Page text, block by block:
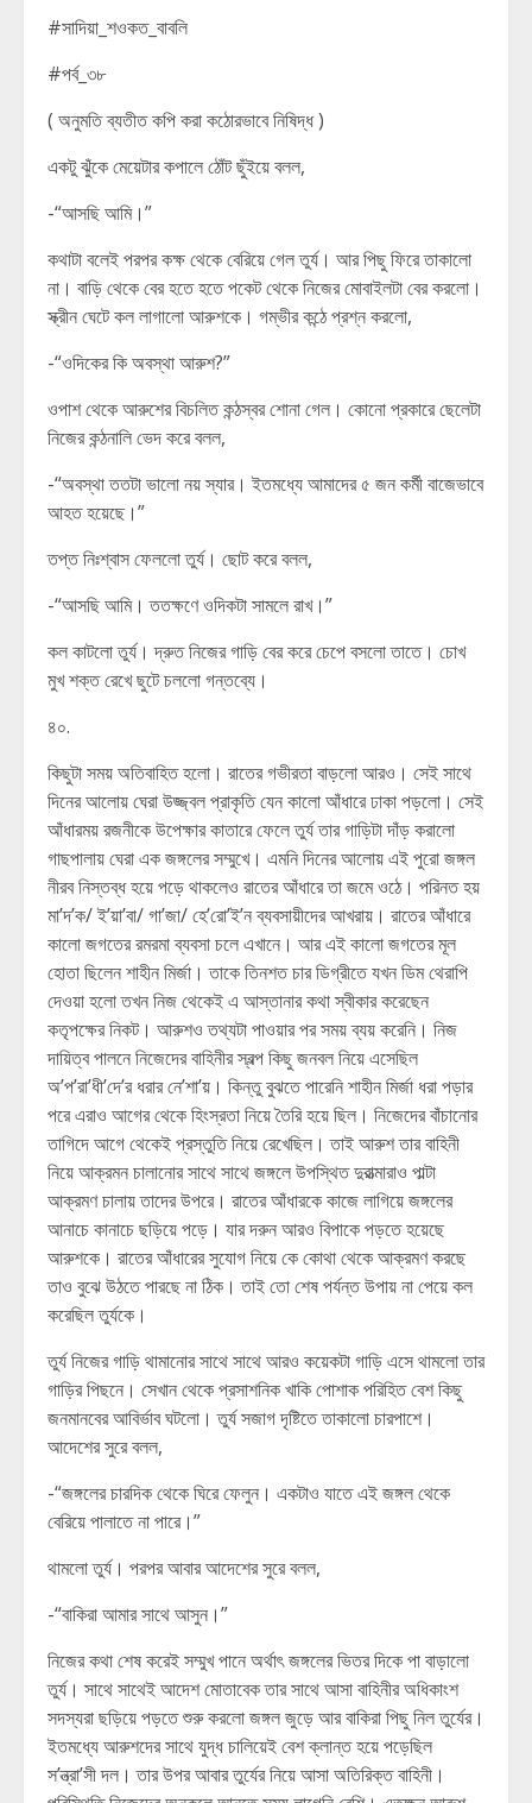
#সাদিয়া_শওকত_বাবলি
#পর্ব_৩৮
( অনুমতি ব্যতীত কপি করা কঠোরভাবে নিষিদ্ধ )
একটু ঝুঁকে মেয়েটার কপালে ঠোঁট ছুঁইয়ে বলল,
-“আসছি আমি।”
কথাটা বলেই পরপর কক্ষ থেকে বেরিয়ে গেল তুর্য। আর পিছু ফিরে তাকালো
না।‌ বাড়ি থেকে বের হতে হতে পকেট থেকে নিজের মোবাইলটা বের করলো।
স্ক্রীন ঘেটে কল লাগালো আরুশকে। গম্ভীর কন্ঠে প্রশ্ন করলো,
-“ওদিকের কি অবস্থা আরুশ?”
ওপাশ থেকে আরুশের বিচলিত কন্ঠস্বর শোনা গেল। কোনো প্রকারে ছেলেটা
নিজের কন্ঠনালি ভেদ করে বলল,
-“অবস্থা ততটা ভালো নয় স্যার। ইতমধ্যে আমাদের ৫ জন কর্মী বাজেভাবে
আহত হয়েছে।”
তপ্ত নিঃশ্বাস ফেললো তুর্য। ছোট করে বলল,
-“আসছি আমি। ততক্ষণে ওদিকটা সামলে রাখ।”
কল কাটলো তুর্য। দ্রুত নিজের গাড়ি বের করে চেপে বসলো তাতে। চোখ
মুখ শক্ত রেখে ছুটে চললো গন্তব্যে।
৪০.
কিছুটা সময় অতিবাহিত হলো। রাতের গভীরতা বাড়লো আরও। সেই সাথে
দিনের আলোয় ঘেরা উজ্জ্বল প্রাকৃতি যেন কালো আঁধারে ঢাকা পড়লো। সেই
আঁধারময় রজনীকে উপেক্ষার কাতারে ফেলে তুর্য তার গাড়িটা দাঁড় করালো
গাছপালায় ঘেরা এক জঙ্গলের সম্মুখে। এমনি দিনের আলোয় এই পুরো জঙ্গল
নীরব নিস্তব্ধ হয়ে পড়ে থাকলেও রাতের আঁধারে তা জমে ওঠে। পরিনত হয়
মা’দ’ক/ ই’য়া’বা/ গা’জা/ হে’রো’ই’ন ব্যবসায়ীদের আখরায়। রাতের আঁধারে
কালো জগতের রমরমা ব্যবসা চলে এখানে। আর এই কালো জগতের মূল
হোতা ছিলেন শাহীন মির্জা। তাকে তিনশত চার ডিগ্রীতে যখন ডিম থেরাপি
দেওয়া হলো তখন নিজ থেকেই এ আস্তানার কথা স্বীকার করেছেন
কতৃপক্ষের নিকট। আরুশও তথ্যটা পাওয়ার পর সময় ব্যয় করেনি। নিজ
দায়িত্ব পালনে নিজেদের বাহিনীর স্বল্প কিছু জনবল নিয়ে এসেছিল
অ’প’রা’ধী’দে’র ধরার নে’শা’য়। কিন্তু বুঝতে পারেনি শাহীন মির্জা ধরা পড়ার
পরে এরাও আগের থেকে হিংস্রতা নিয়ে তৈরি হয়ে ছিল। নিজেদের বাঁচানোর
তাগিদে আগে থেকেই প্রস্তুতি নিয়ে রেখেছিল। তাই আরুশ তার বাহিনী
নিয়ে আক্রমন চালানোর সাথে সাথে জঙ্গলে উপস্থিত দুরাত্মারাও পাল্টা
আক্রমণ চালায় তাদের উপরে। রাতের আঁধারকে কাজে লাগিয়ে জঙ্গলের
আনাচে কানাচে ছড়িয়ে পড়ে। যার দরুন আরও বিপাকে পড়তে হয়েছে
আরুশকে। রাতের আঁধারের সুযোগ নিয়ে কে কোথা থেকে আক্রমণ করছে
তাও বুঝে উঠতে পারছে না ঠিক। তাই তো শেষ পর্যন্ত উপায় না পেয়ে কল
করেছিল তুর্যকে।
তুর্য নিজের গাড়ি থামানোর সাথে সাথে আরও কয়েকটা গাড়ি এসে থামলো তার
গাড়ির পিছনে। সেখান থেকে প্রসাশনিক খাকি পোশাক পরিহিত বেশ কিছু
জনমানবের আবির্ভাব ঘটলো। তুর্য সজাগ দৃষ্টিতে তাকালো চারপাশে।
আদেশের সুরে বলল,
-“জঙ্গলের চারদিক থেকে ঘিরে ফেলুন। একটাও যাতে এই জঙ্গল থেকে
বেরিয়ে পালাতে না পারে।”
থামলো তুর্য। পরপর আবার আদেশের সুরে বলল,
-“বাকিরা আমার সাথে আসুন।”
নিজের কথা শেষ করেই সম্মুখ পানে অর্থাৎ জঙ্গলের ভিতর দিকে পা বাড়ালো
তুর্য। সাথে সাথেই আদেশ মোতাবেক তার সাথে আসা বাহিনীর অধিকাংশ
সদস্যরা ছড়িয়ে পড়তে শুরু করলো জঙ্গল জুড়ে আর বাকিরা পিছু নিল তুর্যের।
ইতমধ্যে আরুশদের সাথে যুদ্ধ চালিয়েই বেশ ক্লান্ত হয়ে পড়েছিল
স’ন্ত্রা’সী দল। তার উপর আবার তুর্যের নিয়ে আসা অতিরিক্ত বাহিনী।